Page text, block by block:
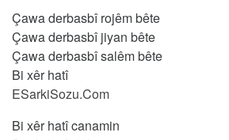
Çawa derbasbî rojêm bête
Çawa derbasbî jiyan bête
Çawa derbasbî salêm bête
Bi xêr hatî
ESarkiSozu.Com
Bi xêr hatî canamin